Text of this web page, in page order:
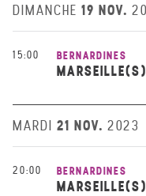
DIMANCHE 19 NOV.
15:00 BERNARDINES
MARDI 21 NOV. 2023
20:00 BERNARDINES